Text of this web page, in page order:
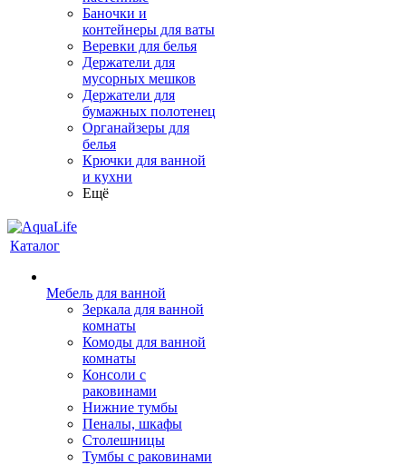
Баночки и
контейнеры для ваты
Веревки для белья
Держатели для
мусорных мешков
Держатели для
бумажных полотенец
Органайзеры для
белья
Крючки для ванной
и кухни
Ещё
Каталог
Мебель для ванной
Зеркала для ванной
комнаты
Комоды для ванной
комнаты
Консоли с
раковинами
Нижние тумбы
Пеналы, шкафы
Столешницы
Тумбы с раковинами